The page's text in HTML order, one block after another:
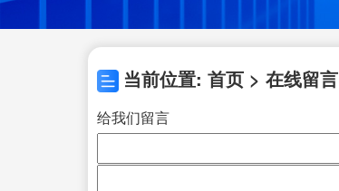
当前位置: 首页 > 在线留言
给我们留言